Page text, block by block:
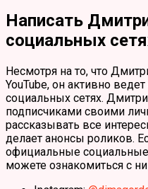
Написать
социальных
Несмотря на то, что
YouTube, он активно
социальных сетях.
подписчиками своими
рассказывать все
делает анонсы роликов.
официальные
можете ознакомиться с